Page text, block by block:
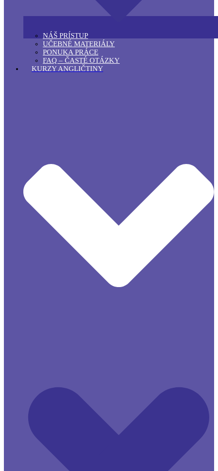
NÁŠ PRÍSTUP
UČEBNÉ MATERIÁLY
PONUKA PRÁCE
FAQ – ČASTÉ OTÁZKY
KURZY ANGLIČTINY